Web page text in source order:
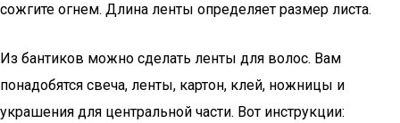
сожгите огнем. Длина ленты определяет размер листа.
Из бантиков можно сделать ленты для волос. Вам
понадобятся свеча, ленты, картон, клей, ножницы и
украшения для центральной части. Вот инструкции: